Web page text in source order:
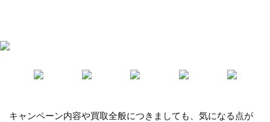
キャンペーン内容や買取全般につきましても、気になる点が